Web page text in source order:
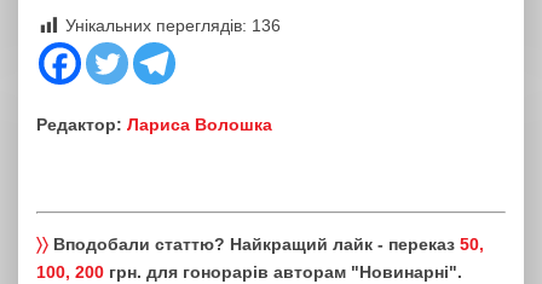
Унікальних переглядів: 136
Редактор: Лариса Волошка
〉〉 Вподобали статтю? Найкращий лайк - переказ 50,
100, 200 грн. для гонорарів авторам "Новинарні".